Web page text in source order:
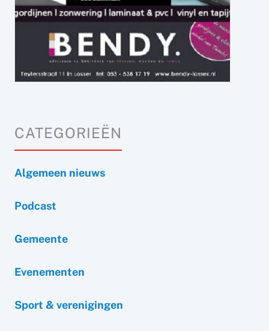
CATEGORIEËN
Algemeen nieuws
Podcast
Gemeente
Evenementen
Sport & verenigingen